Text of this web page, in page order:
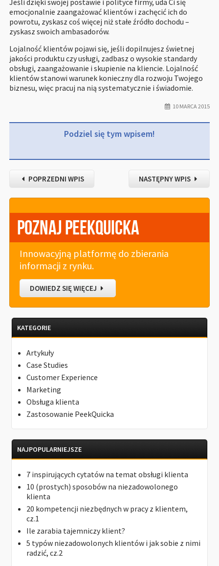
emocjonalnie zaangażować klientów i zachęcić ich do
powrotu, zyskasz coś więcej niż stałe źródło dochodu –
zyskasz swoich ambasadorów.
Lojalność klientów pojawi się, jeśli dopilnujesz świetnej
jakości produktu czy usługi, zadbasz o wysokie standardy
obsługi, zaangażowanie i skupienie na kliencie. Lojalność
klientów stanowi warunek konieczny dla rozwoju Twojego
biznesu, więc pracuj na nią systematycznie i świadomie.
10 MARCA 2015
Podziel się tym wpisem!
POPRZEDNI WPIS NASTĘPNY WPIS
Poznaj PeekQuicka
Innowacyjną platformę do zbierania
informacji z rynku.
DOWIEDZ SIĘ WIĘCEJ
KATEGORIE
Artykuły
Case Studies
Customer Experience
Marketing
Obsługa klienta
Zastosowanie PeekQuicka
NAJPOPULARNIEJSZE
7 inspirujących cytatów na temat obsługi klienta
10 (prostych) sposobów na niezadowolonego
klienta
20 kompetencji niezbędnych w pracy z klientem,
cz.1
Ile zarabia tajemniczy klient?
5 typów niezadowolonych klientów i jak sobie z nimi
radzić, cz.2